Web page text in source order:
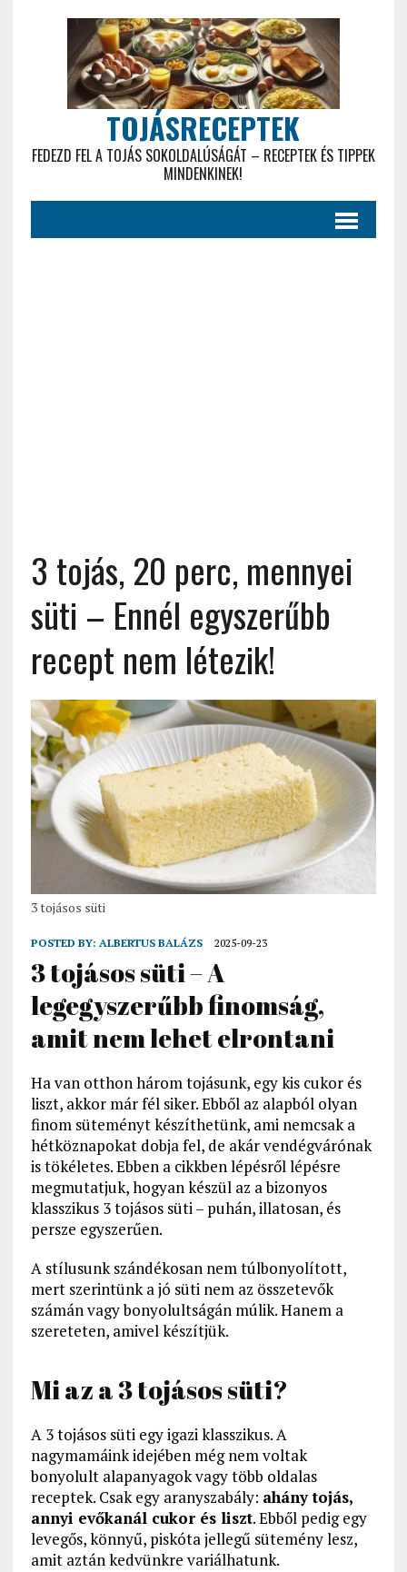
TOJÁSRECEPTEK
FEDEZD FEL A TOJÁS SOKOLDALÚSÁGÁT – RECEPTEK ÉS TIPPEK
MINDENKINEK!
3 tojás, 20 perc, mennyei
süti – Ennél egyszerűbb
recept nem létezik!
3 tojásos süti
POSTED BY: ALBERTUS BALÁZS 2025-09-23
3 tojásos süti – A
legegyszerűbb finomság,
amit nem lehet elrontani
Ha van otthon három tojásunk, egy kis cukor és
liszt, akkor már fél siker. Ebből az alapból olyan
finom süteményt készíthetünk, ami nemcsak a
hétköznapokat dobja fel, de akár vendégvárónak
is tökéletes. Ebben a cikkben lépésről lépésre
megmutatjuk, hogyan készül az a bizonyos
klasszikus 3 tojásos süti – puhán, illatosan, és
persze egyszerűen.
A stílusunk szándékosan nem túlbonyolított,
mert szerintünk a jó süti nem az összetevők
számán vagy bonyolultságán múlik. Hanem a
szereteten, amivel készítjük.
Mi az a 3 tojásos süti?
A 3 tojásos süti egy igazi klasszikus. A
nagymamáink idejében még nem voltak
bonyolult alapanyagok vagy több oldalas
receptek. Csak egy aranyszabály: ahány tojás,
annyi evőkanál cukor és liszt. Ebből pedig egy
levegős, könnyű, piskóta jellegű sütemény lesz,
amit aztán kedvünkre variálhatunk.